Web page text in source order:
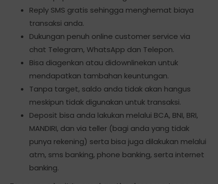
Reply SMS gratis sehingga menghemat biaya
transaksi anda.
Dukungan penuh online customer service via
chat Telegram, WhatsApp dan Telepon.
Bisa diagenkan atau didownlinekan untuk
mendapatkan tambahan keuntungan.
Tanpa target, saldo anda tidak akan hangus
meskipun tidak digunakan untuk transaksi.
Deposit bisa anda lakukan melalui BCA, BNI, BRI,
MANDIRI, dan via teller (bagi anda yang tidak
punya rekening) serta bisa juga dilakukan melalui
atm, sms banking, phone banking, serta internet
banking.